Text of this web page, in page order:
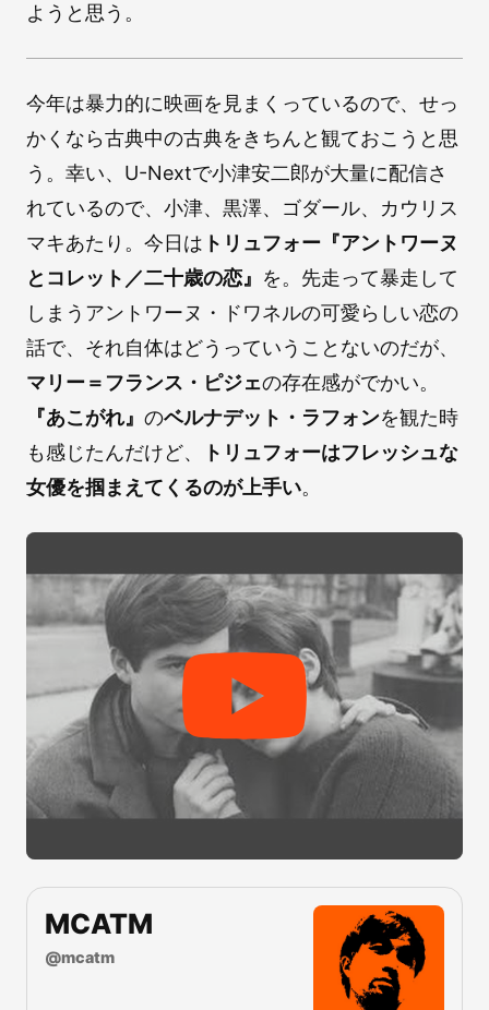
ようと思う。
今年は暴力的に映画を見まくっているので、せっ
かくなら古典中の古典をきちんと観ておこうと思
う。幸い、U-Nextで小津安二郎が大量に配信さ
れているので、小津、黒澤、ゴダール、カウリス
マキあたり。今日は トリュフォー『アントワーヌ
とコレット／二十歳の恋』 を。先走って暴走して
しまうアントワーヌ・ドワネルの可愛らしい恋の
話で、それ自体はどうっていうことないのだが、
マリー＝フランス・ピジェの存在感がでかい。
『あこがれ』 のベルナデット・ラフォンを観た時
も感じたんだけど、
トリュフォーはフレッシュな
女優を掴まえてくるのが上手い。
MCATM
@mcatm